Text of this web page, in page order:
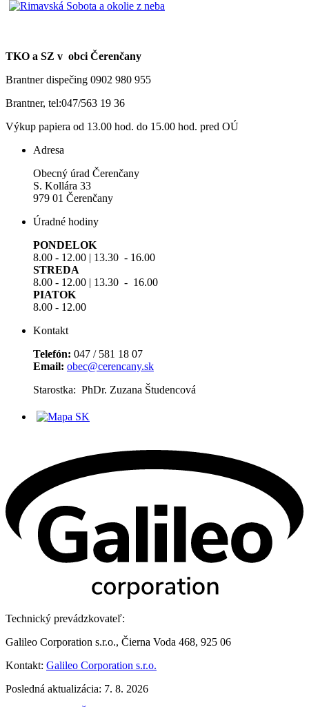
TKO a SZ v obci Čerenčany
Brantner dispečing 0902 980 955
Brantner, tel:047/563 19 36
Výkup papiera od 13.00 hod. do 15.00 hod. pred OÚ
Adresa
Obecný úrad Čerenčany
S. Kollára 33
979 01 Čerenčany
Úradné hodiny
PONDELOK
8.00 - 12.00 | 13.30 - 16.00
STREDA
8.00 - 12.00 | 13.30 - 16.00
PIATOK
8.00 - 12.00
Kontakt
Telefón: 047 / 581 18 07
Email: obec@cerencany.sk
Starostka: PhDr. Zuzana Študencová
Technický prevádzkovateľ:
Galileo Corporation s.r.o., Čierna Voda 468, 925 06
Kontakt: Galileo Corporation s.r.o.
Posledná aktualizácia: 7. 8. 2026